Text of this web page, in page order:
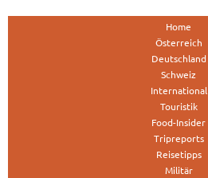
Home
Österreich
Deutschland
Schweiz
International
Touristik
Food-Insider
Tripreports
Reisetipps
Militär